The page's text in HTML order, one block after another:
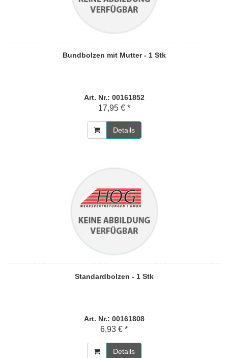
Bundbolzen mit Mutter - 1 Stk
Art. Nr.: 00161852
17,95 € *
Details
Standardbolzen - 1 Stk
Art. Nr.: 00161808
6,93 € *
Details